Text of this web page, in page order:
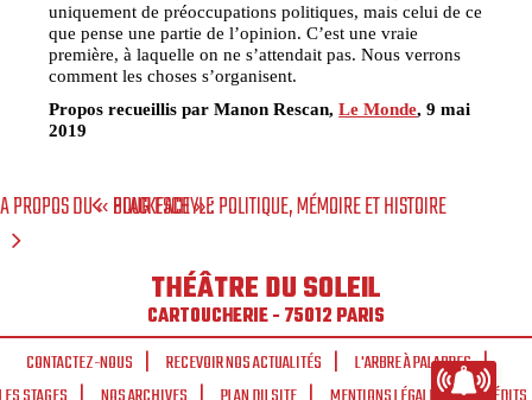
uniquement de préoccupations politiques, mais celui de ce
que pense une partie de l’opinion. C’est une vraie
première, à laquelle on ne s’attendait pas. Nous verrons
comment les choses s’organisent.
Propos recueillis par Manon Rescan,Le Monde, 9 mai
2019
POUR ESCHYLE
A PROPOS DU « BLACKFACE » : POLITIQUE, MÉMOIRE ET HISTOIRE
THÉÂTRE DU SOLEIL
CARTOUCHERIE - 75012 PARIS
CONTACTEZ-NOUS
RECEVOIR NOS ACTUALITÉS
L'ARBRE À PALABRES